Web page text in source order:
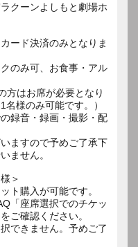
クーンよしもと劇場ホ
ード決済のみとなりま
のみ可、お食事・アル
方はお席が必要となり
様のみ可能です。）
録音・録画・撮影・配
ますので予めご了承下
ません。
＞
ト購入が可能です。
「座席選択でのチケッ
ご確認ください。
できません。予めご了